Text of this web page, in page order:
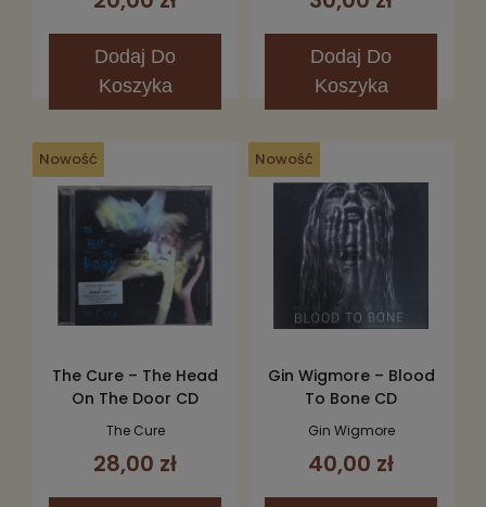
Dodaj Do
Koszyka
Dodaj Do
Koszyka
Nowość
The Cure – The Head
On The Door CD
The Cure
28,00 zł
Nowość
Gin Wigmore – Blood
To Bone CD
Gin Wigmore
40,00 zł